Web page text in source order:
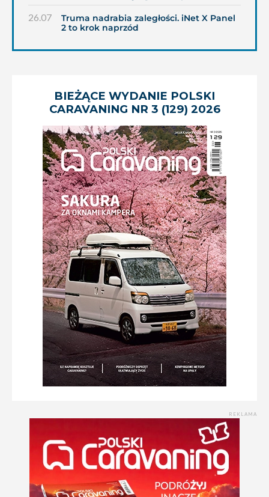
26.07
Truma nadrabia zaległości. iNet X Panel
2 to krok naprzód
BIEŻĄCE WYDANIE POLSKI
CARAVANING NR 3 (129) 2026
REKLAMA